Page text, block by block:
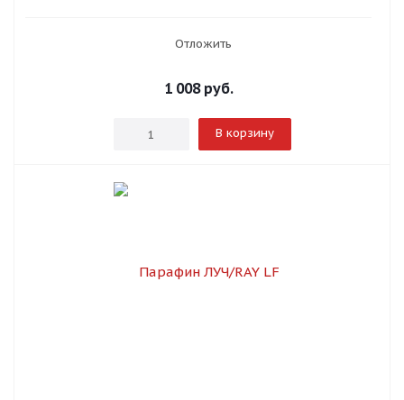
Отложить
1 008руб.
В корзину